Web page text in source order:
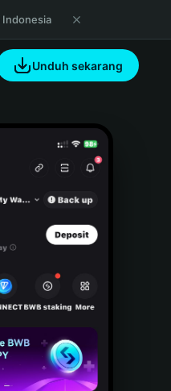
Indonesia
Unduh sekarang